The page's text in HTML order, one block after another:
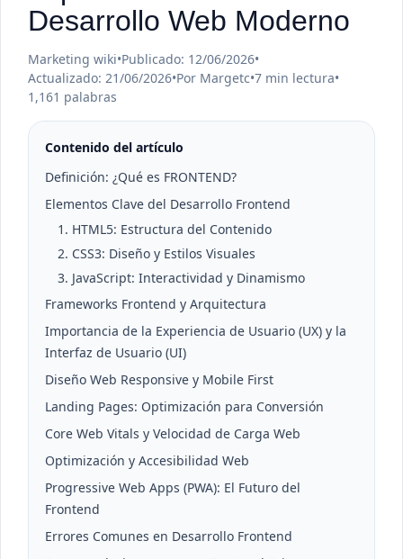
Desarrollo Web Moderno
Marketing wiki•Publicado: 12/06/2026•
Actualizado: 21/06/2026•Por Margetc•7 min lectura•
1,161 palabras
Contenido del artículo
Definición: ¿Qué es FRONTEND?
Elementos Clave del Desarrollo Frontend
1. HTML5: Estructura del Contenido
2. CSS3: Diseño y Estilos Visuales
3. JavaScript: Interactividad y Dinamismo
Frameworks Frontend y Arquitectura
Importancia de la Experiencia de Usuario (UX) y la
Interfaz de Usuario (UI)
Diseño Web Responsive y Mobile First
Landing Pages: Optimización para Conversión
Core Web Vitals y Velocidad de Carga Web
Optimización y Accesibilidad Web
Progressive Web Apps (PWA): El Futuro del
Frontend
Errores Comunes en Desarrollo Frontend